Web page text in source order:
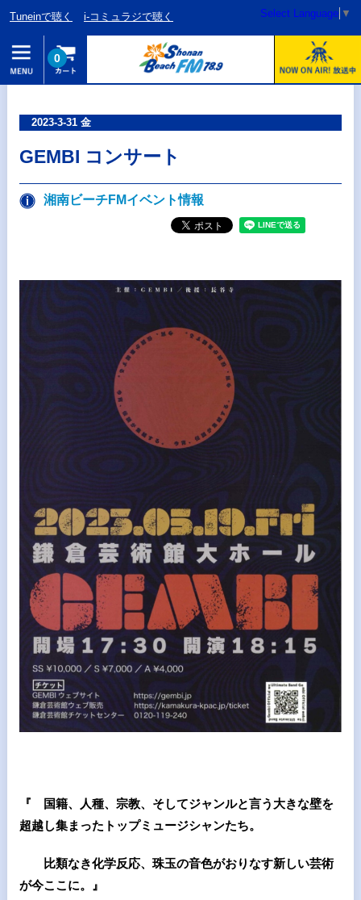
Tuneinで聴く i-コミュラジで聴く Select Language ▼
0
2023-3-31 金
GEMBI コンサート
湘南ビーチFMイベント情報
『 国籍、人種、宗教、そしてジャンルと言う大きな壁を
超越し集まったトップミュージシャンたち。
比類なき化学反応、珠玉の音色がおりなす新しい芸術
が今ここに。』